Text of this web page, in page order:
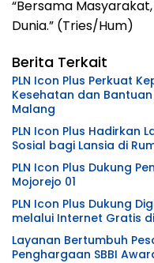
“Bersama
Dunia.” (Tries/Hum)
Berita Terkait
PLN Icon Plus Perkuat
Kesehatan dan
Malang
PLN Icon Plus Hadirkan
Sosial bagi Lansia di
PLN Icon Plus Dukung
Mojorejo 01
PLN Icon Plus Dukung
melalui Internet Gratis
Layanan Bertumbuh
Penghargaan SBBI